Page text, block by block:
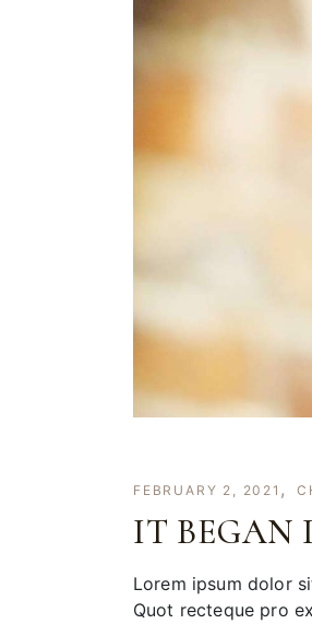
FEBRUARY 2, 2021
IT BEGAN
Lorem ipsum dolor
Quot recteque pro